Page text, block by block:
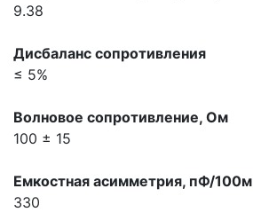
9.38
Дисбаланс сопpотивления
≤ 5%
Волновое сопpотивление, Ом
100 ± 15
Емкостная асимметрия, пФ/100м
330